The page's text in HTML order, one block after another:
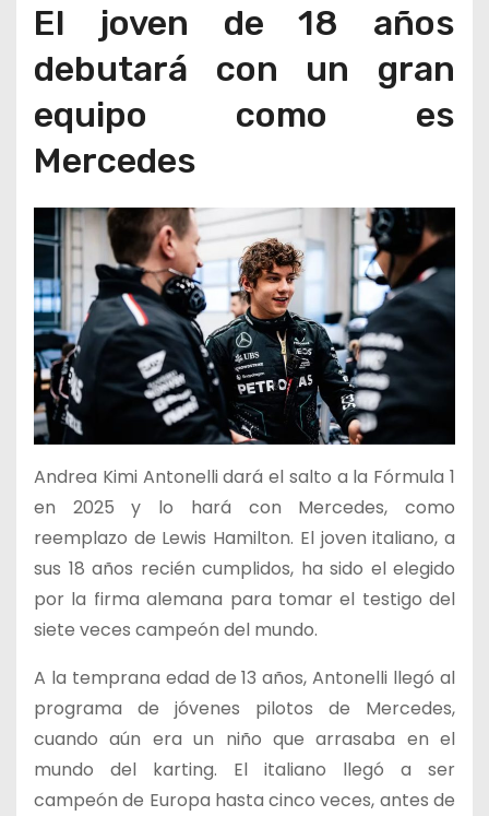
El joven de 18 años
debutará con un gran
equipo como es
Mercedes
Andrea Kimi Antonelli dará el salto a la Fórmula 1
en 2025 y lo hará con Mercedes, como
reemplazo de Lewis Hamilton. El joven italiano, a
sus 18 años recién cumplidos, ha sido el elegido
por la firma alemana para tomar el testigo del
siete veces campeón del mundo.
A la temprana edad de 13 años, Antonelli llegó al
programa de jóvenes pilotos de Mercedes,
cuando aún era un niño que arrasaba en el
mundo del karting. El italiano llegó a ser
campeón de Europa hasta cinco veces, antes de